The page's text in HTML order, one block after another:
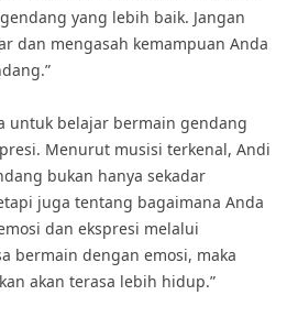
yang lebih baik. Jangan
dan mengasah kemampuan Anda
untuk belajar bermain gendang
Menurut musisi terkenal, Andi
bukan hanya sekadar
juga tentang bagaimana Anda
dan ekspresi melalui
bermain dengan emosi, maka
akan terasa lebih hidup.”